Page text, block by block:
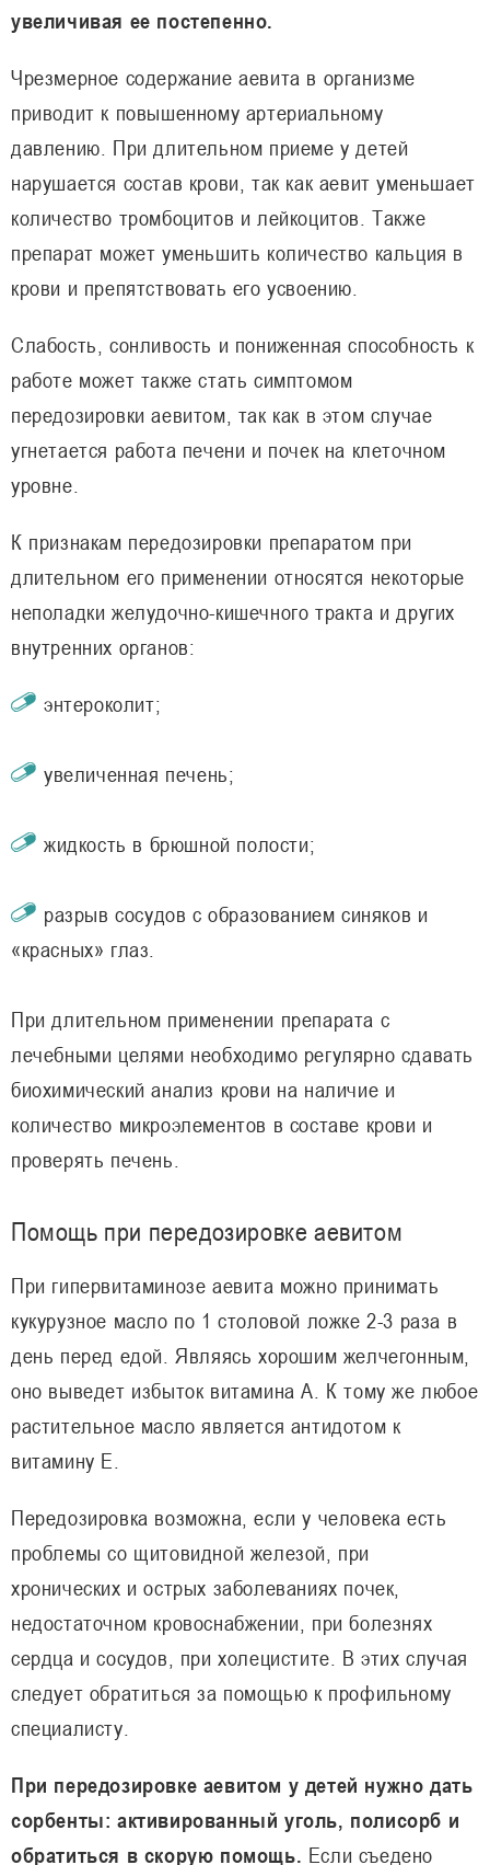
увеличивая ее постепенно.
Чрезмерное содержание аевита в организме
приводит к повышенному артериальному
давлению. При длительном приеме у детей
нарушается состав крови, так как аевит уменьшает
количество тромбоцитов и лейкоцитов. Также
препарат может уменьшить количество кальция в
крови и препятствовать его усвоению.
Слабость, сонливость и пониженная способность к
работе может также стать симптомом
передозировки аевитом, так как в этом случае
угнетается работа печени и почек на клеточном
уровне.
К признакам передозировки препаратом при
длительном его применении относятся некоторые
неполадки желудочно-кишечного тракта и других
внутренних органов:
энтероколит;
увеличенная печень;
жидкость в брюшной полости;
разрыв сосудов с образованием синяков и
«красных» глаз.
При длительном применении препарата с
лечебными целями необходимо регулярно сдавать
биохимический анализ крови на наличие и
количество микроэлементов в составе крови и
проверять печень.
Помощь при передозировке аевитом
При гипервитаминозе аевита можно принимать
кукурузное масло по 1 столовой ложке 2-3 раза в
день перед едой. Являясь хорошим желчегонным,
оно выведет избыток витамина А. К тому же любое
растительное масло является антидотом к
витамину Е.
Передозировка возможна, если у человека есть
проблемы со щитовидной железой, при
хронических и острых заболеваниях почек,
недостаточном кровоснабжении, при болезнях
сердца и сосудов, при холецистите. В этих случая
следует обратиться за помощью к профильному
специалисту.
При передозировке аевитом у детей нужно дать
сорбенты: активированный уголь, полисорб и
обратиться в скорую помощь. Если съедено